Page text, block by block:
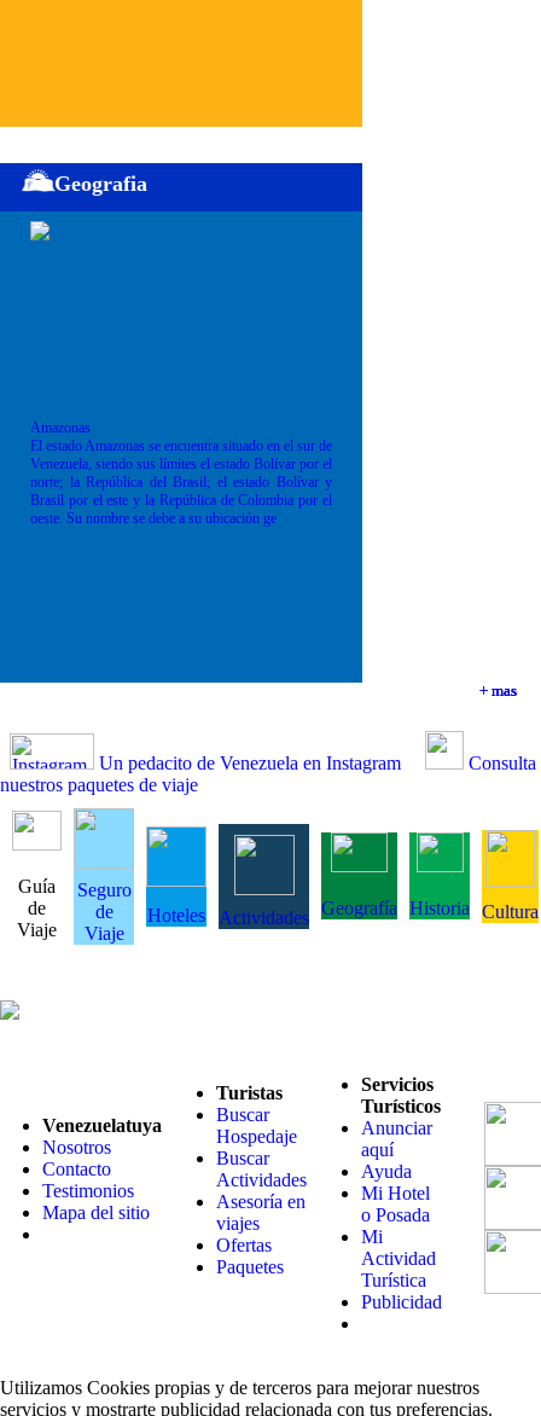
+ mas
+ mas
+ mas
Geografia
Amazonas
El estado Amazonas se encuentra situado en el sur de
Venezuela, siendo sus límites el estado Bolívar por el
norte; la República del Brasil; el estado Bolívar y
Brasil por el este y la República de Colombia por el
oeste. Su nombre se debe a su ubicación ge
+ mas
Un pedacito de Venezuela en Instagram
Consulta
nuestros paquetes de viaje
Guía
de
Viaje
Seguro
de
Viaje
Hoteles Actividades Geografía Historia Cultura
Venezuelatuya
Nosotros
Contacto
Testimonios
Mapa del sitio
Turistas
Buscar
Hospedaje
Buscar
Actividades
Asesoría en
viajes
Ofertas
Paquetes
Servicios
Turísticos
Anunciar
aquí
Ayuda
Mi Hotel
o Posada
Mi
Actividad
Turística
Publicidad
Utilizamos Cookies propias y de terceros para mejorar nuestros
servicios y mostrarte publicidad relacionada con tus preferencias.